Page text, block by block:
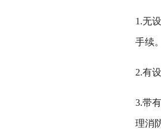
1.无
手续。
2.有
3.带
理消